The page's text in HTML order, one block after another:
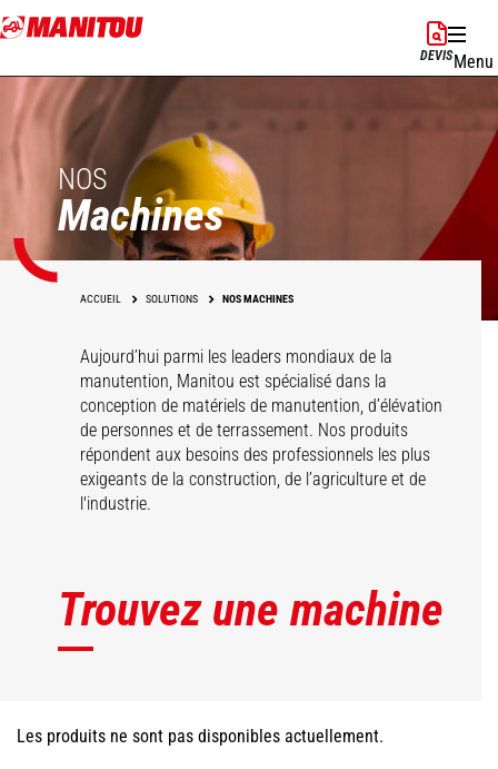
Aller
au
principal
DEVISMenu
NOS
Machines
ACCUEIL SOLUTIONS NOS MACHINES
Aujourd’hui parmi les leaders mondiaux de la
manutention, Manitou est spécialisé dans la
conception de matériels de manutention, d’élévation
de personnes et de terrassement. Nos produits
répondent aux besoins des professionnels les plus
exigeants de la construction, de l’agriculture et de
l'industrie.
Trouvez une machine
Les produits ne sont pas disponibles actuellement.